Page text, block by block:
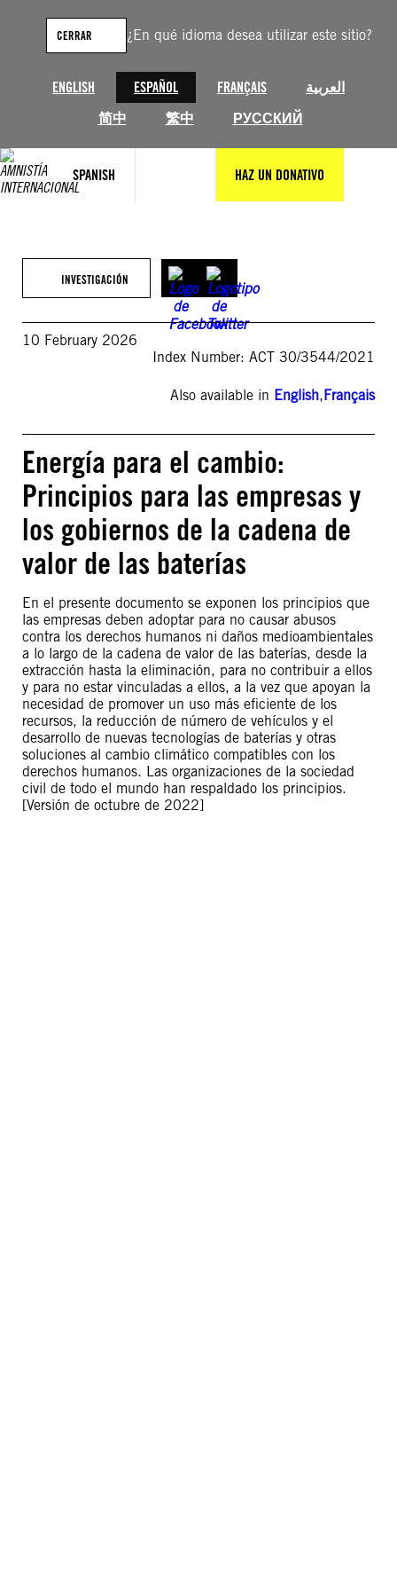
¿En qué idioma desea utilizar este sitio?
ENGLISH ESPAÑOL FRANÇAIS
العربية
简中
繁中 РУССКИЙ
CERRAR
SPANISH HAZ UN DONATIVO
contenido
INVESTIGACIÓN
10 February 2026
Index Number: ACT 30/3544/2021
Also available in English,Français
Energía para el cambio:
Principios para las empresas y
los gobiernos de la cadena de
valor de las baterías
En el presente documento se exponen los principios que
las empresas deben adoptar para no causar abusos
contra los derechos humanos ni daños medioambientales
a lo largo de la cadena de valor de las baterías, desde la
extracción hasta la eliminación, para no contribuir a ellos
y para no estar vinculadas a ellos, a la vez que apoyan la
necesidad de promover un uso más eficiente de los
recursos, la reducción de número de vehículos y el
desarrollo de nuevas tecnologías de baterías y otras
soluciones al cambio climático compatibles con los
derechos humanos. Las organizaciones de la sociedad
civil de todo el mundo han respaldado los principios.
[Versión de octubre de 2022]